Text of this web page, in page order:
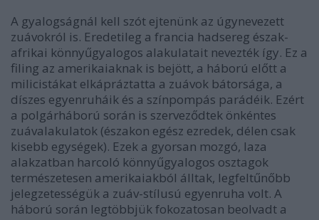
A gyalogságnál kell szót ejtenünk az úgynevezett
zuávokról is. Eredetileg a francia hadsereg észak-
afrikai könnyűgyalogos alakulatait nevezték így. Ez a
filing az amerikaiaknak is bejött, a háború előtt a
milicistákat elkápráztatta a zuávok bátorsága, a
díszes egyenruháik és a színpompás parádéik. Ezért
a polgárháború során is szerveződtek önkéntes
zuávalakulatok (északon egész ezredek, délen csak
kisebb egységek). Ezek a gyorsan mozgó, laza
alakzatban harcoló könnyűgyalogos osztagok
természetesen amerikaiakból álltak, legfeltűnőbb
jelegzetességük a zuáv-stílusú egyenruha volt. A
háború során legtöbbjük fokozatosan beolvadt a